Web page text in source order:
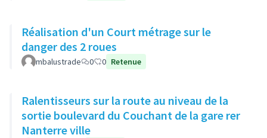
Réalisation d'un Court métrage sur le
danger des 2 roues
mbalustrade 0 0 Retenue
Ralentisseurs sur la route au niveau de la
sortie boulevard du Couchant de la gare rer
Nanterre ville